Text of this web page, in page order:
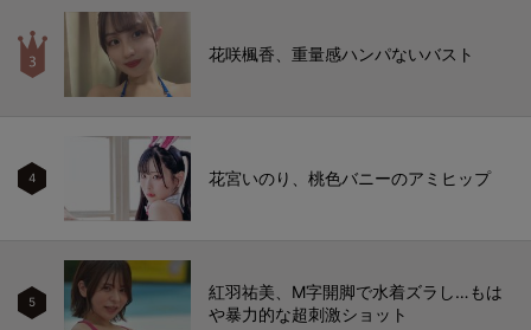
花咲楓香、重量感ハンパないバスト
4 花宮いのり、桃色バニーのアミヒップ
5
紅羽祐美、M字開脚で水着ズラし…もは
や暴力的な超刺激ショット